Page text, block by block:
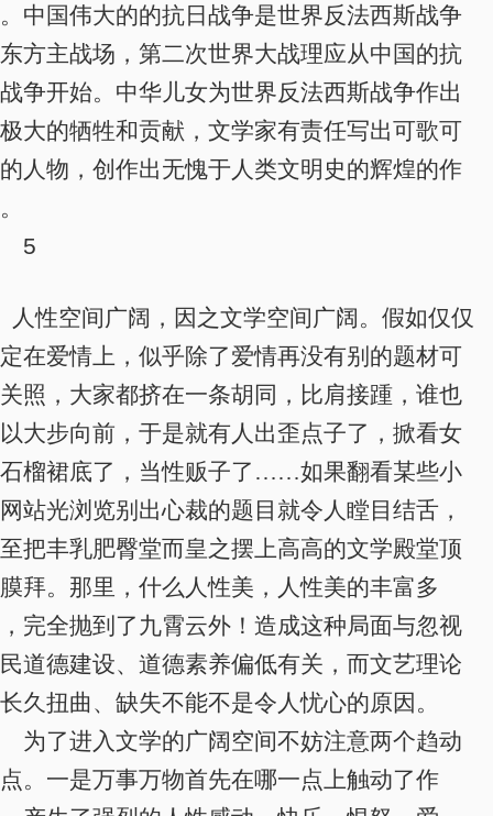
中国伟大的的抗日战争是世界反法西斯战争
方主战场，第二次世界大战理应从中国的抗
争开始。中华儿女为世界反法西斯战争作出
大的牺牲和贡献，文学家有责任写出可歌可
人物，创作出无愧于人类文明史的辉煌的作
5
人性空间广阔，因之文学空间广阔。假如仅仅
在爱情上，似乎除了爱情再没有别的题材可
照，大家都挤在一条胡同，比肩接踵，谁也
大步向前，于是就有人出歪点子了，掀看女
榴裙底了，当性贩子了……如果翻看某些小
站光浏览别出心裁的题目就令人瞠目结舌，
把丰乳肥臀堂而皇之摆上高高的文学殿堂顶
拜。那里，什么人性美，人性美的丰富多
完全抛到了九霄云外！造成这种局面与忽视
道德建设、道德素养偏低有关，而文艺理论
久扭曲、缺失不能不是令人忧心的原因。
为了进入文学的广阔空间不妨注意两个趋动
。一是万事万物首先在哪一点上触动了作